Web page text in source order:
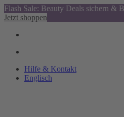
Flash Sale: Beauty Deals sichern &
Jetzt shoppen
Hilfe & Kontakt
Englisch